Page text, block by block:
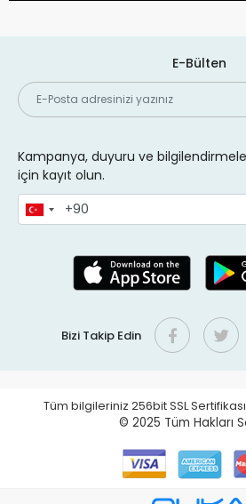
E-Bülten
Kampanya, duyuru ve
için kayıt olun.
Bizi Takip Edin
Tüm bilgileriniz 256bit SSL
© 2025 Tüm Hakları